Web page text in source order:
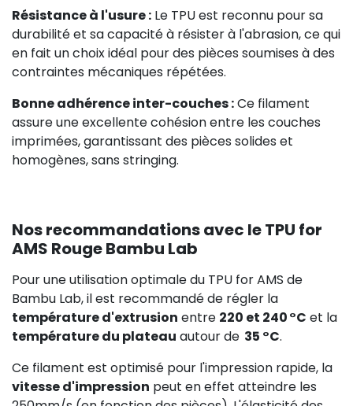
Résistance à l'usure : Le TPU est reconnu pour sa
durabilité et sa capacité à résister à l'abrasion, ce qui
en fait un choix idéal pour des pièces soumises à des
contraintes mécaniques répétées.
Bonne adhérence inter-couches :Ce filament
assure une excellente cohésion entre les couches
imprimées, garantissant des pièces solides et
homogènes, sans stringing.
Nos recommandations avec le TPU for
AMS Rouge Bambu Lab
Pour une utilisation optimale du TPU for AMS de
Bambu Lab, il est recommandé de régler la
température d'extrusion entre 220 et 240 °C et la
température du plateau autour de 35 °C.
Ce filament est optimisé pour l'impression rapide, la
vitesse d'impression peut en effet atteindre les